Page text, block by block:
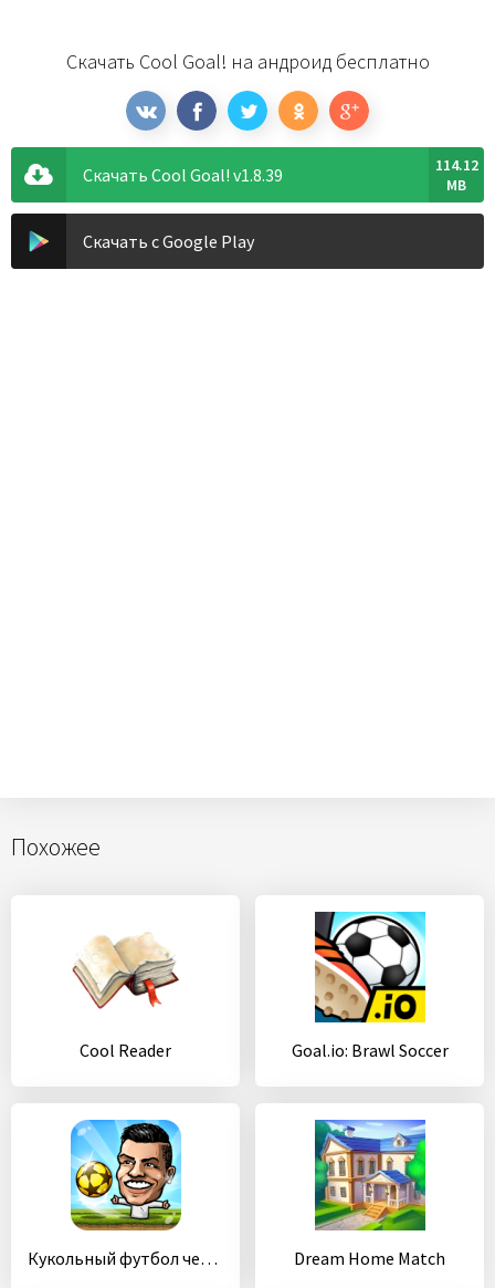
Скачать Cool Goal! на андроид бесплатно
Скачать Cool Goal! v1.8.39
114.12
MB
Скачать с Google Play
Похожее
Cool Reader Goal.io: Brawl Soccer
Кукольный футбол чемпионов - Лига Dream Home Match